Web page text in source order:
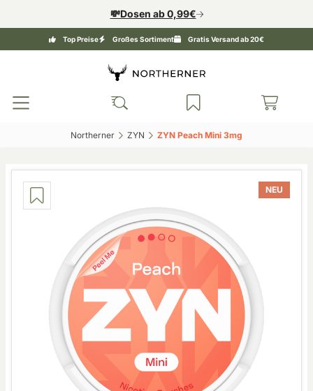
💸Dosen ab 0,99€
Top Preise Großes Sortiment Gratis Versand ab 20€
Northerner‎ ZYN‎ ZYN Peach Mini 3mg‎
NEU